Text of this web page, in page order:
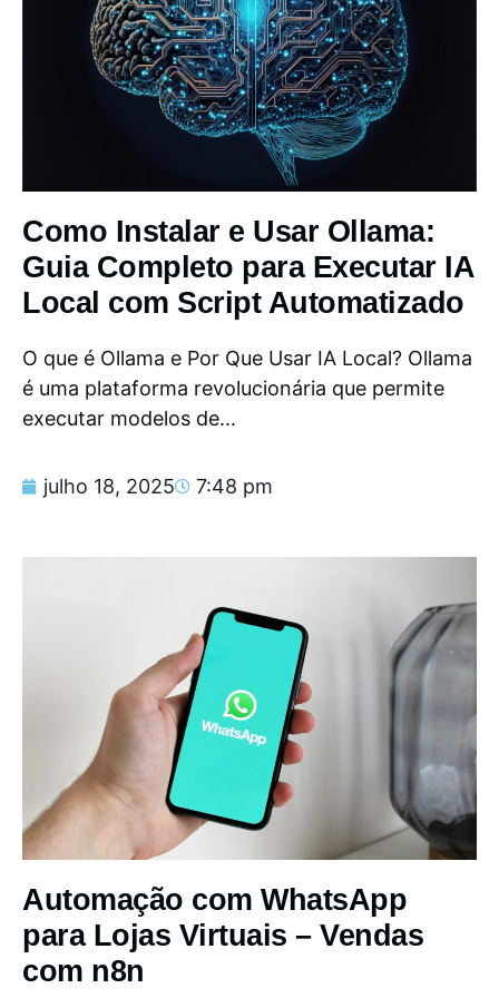
Como Instalar e Usar Ollama:
Guia Completo para Executar IA
Local com Script Automatizado
O que é Ollama e Por Que Usar IA Local? Ollama
é uma plataforma revolucionária que permite
executar modelos de...
julho 18, 2025 7:48 pm
Automação com WhatsApp
para Lojas Virtuais – Vendas
com n8n